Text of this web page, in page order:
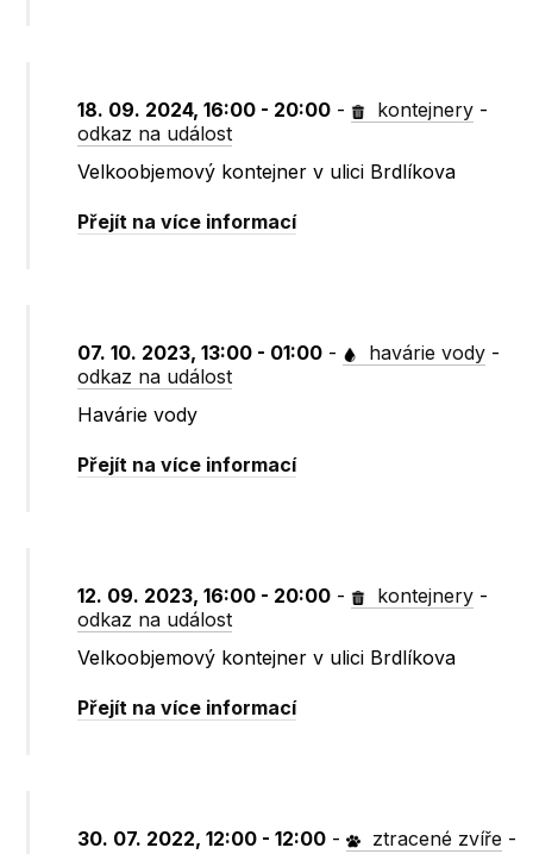
18. 09. 2024, 16:00 - 20:00 - kontejnery -
odkaz na událost
Velkoobjemový kontejner v ulici Brdlíkova
Přejít na více informací
07. 10. 2023, 13:00 - 01:00 - havárie vody -
odkaz na událost
Havárie vody
Přejít na více informací
12. 09. 2023, 16:00 - 20:00 - kontejnery -
odkaz na událost
Velkoobjemový kontejner v ulici Brdlíkova
Přejít na více informací
30. 07. 2022, 12:00 - 12:00 - ztracené zvíře -